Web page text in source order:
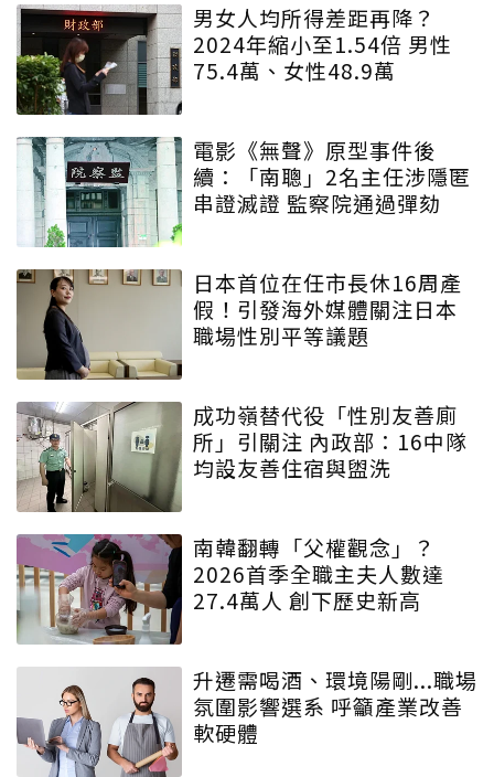
男女人均所得差距再降？
2024年縮小至1.54倍 男性
75.4萬、女性48.9萬
電影《無聲》原型事件後
續：「南聰」2名主任涉隱匿
串證滅證 監察院通過彈劾
日本首位在任市長休16周產
假！引發海外媒體關注日本
職場性別平等議題
成功嶺替代役「性別友善廁
所」引關注 內政部：16中隊
均設友善住宿與盥洗
南韓翻轉「父權觀念」？
2026首季全職主夫人數達
27.4萬人 創下歷史新高
升遷需喝酒、環境陽剛...職場
氛圍影響選系 呼籲產業改善
軟硬體